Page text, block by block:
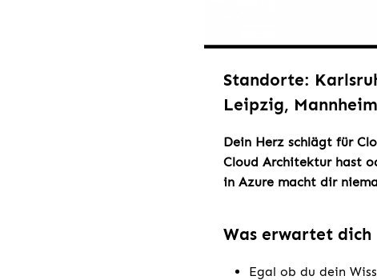
Standorte:
Leipzig, Mannheim
Dein Herz schlägt für
Cloud Architektur hast
in Azure macht dir
Was erwartet dich
Egal ob du dein